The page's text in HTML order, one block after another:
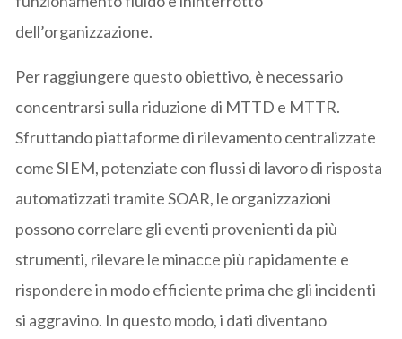
dell’organizzazione.
Per raggiungere questo obiettivo, è necessario
concentrarsi sulla riduzione di MTTD e MTTR.
Sfruttando piattaforme di rilevamento centralizzate
come SIEM, potenziate con flussi di lavoro di risposta
automatizzati tramite SOAR, le organizzazioni
possono correlare gli eventi provenienti da più
strumenti, rilevare le minacce più rapidamente e
rispondere in modo efficiente prima che gli incidenti
si aggravino. In questo modo, i dati diventano